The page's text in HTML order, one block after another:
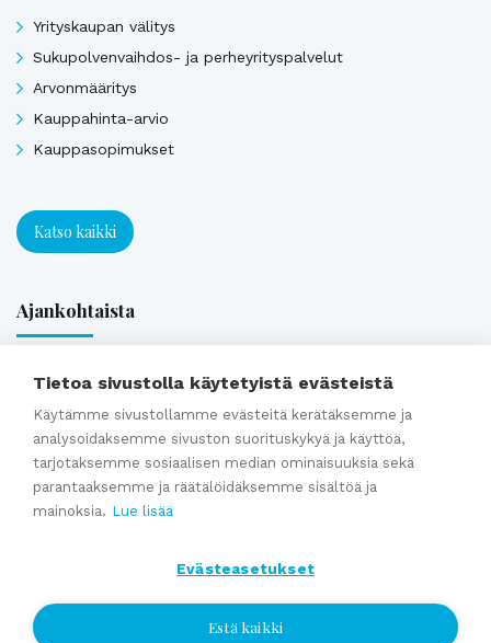
Yrityskaupan välitys
Sukupolvenvaihdos- ja perheyrityspalvelut
Arvonmääritys
Kauppahinta-arvio
Kauppasopimukset
Katso kaikki
Ajankohtaista
Webinaaritallenne: Onko yrityksesi myyntikunnossa? Näin
valmistaudut yrityskauppaan ajoissa
Kumppaniblogi: Avio-oikeus ja omistajanvaihdos
Yrityskauppablogi: Miksi käyttää yritysvälittäjää
yrityskaupassa?
Yrityskauppablogi: Miten valmistella yritys myyntikuntoon 12
Tietoa sivustolla käytetyistä evästeistä
Käytämme sivustollamme evästeitä kerätäksemme ja
analysoidaksemme sivuston suorituskykyä ja käyttöä,
tarjotaksemme sosiaalisen median ominaisuuksia sekä
parantaaksemme ja räätälöidäksemme sisältöä ja
mainoksia. Lue lisää
Evästeasetukset
Estä kaikki